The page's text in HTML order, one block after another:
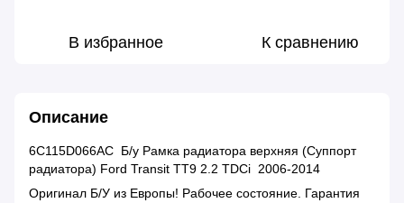
В избранное К сравнению
Описание
6C115D066AC Б/у Рамка радиатора верхняя (Суппорт
радиатора) Ford Transit TT9 2.2 TDCi 2006-2014
Оригинал Б/У из Европы! Рабочее состояние. Гарантия